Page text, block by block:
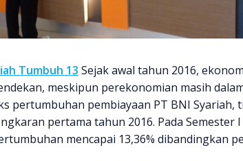
Tumbuh 13 Sejak awal tahun 2016,
meskipun perekonomian masih
pertumbuhan pembiayaan PT BNI Syariah,
pertama tahun 2016. Pada Semester
mencapai 13,36% dibandingkan